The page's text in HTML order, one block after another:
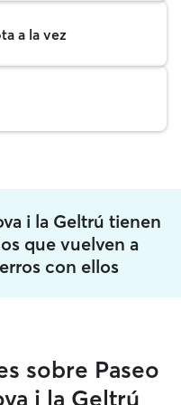
a la vez
i la Geltrú tienen
que vuelven a
con ellos
sobre Paseo
i la Geltrú